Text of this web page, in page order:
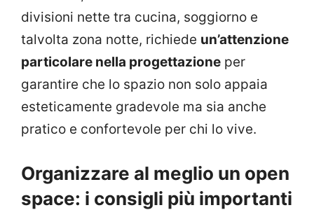
divisioni nette tra cucina, soggiorno e
talvolta zona notte, richiede un’attenzione
particolare nella progettazione per
garantire che lo spazio non solo appaia
esteticamente gradevole ma sia anche
pratico e confortevole per chi lo vive.
Organizzare al meglio un open
space: i consigli più importanti